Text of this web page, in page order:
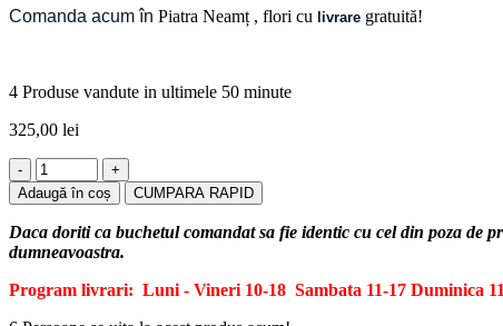
Comanda acum în Piatra Neamț , flori cu livrare gratuită!
4 Produse vandute in ultimele 50 minute
325,00 lei
Cantitate
Cutie
cu
bujori
naturali
Adaugă în coș CUMPARA RAPID
Daca doriti ca buchetul comandat sa fie identic cu cel din poza de
dumneavoastra.
Program livrari: Luni - Vineri 10-18 Sambata 11-17 Duminica